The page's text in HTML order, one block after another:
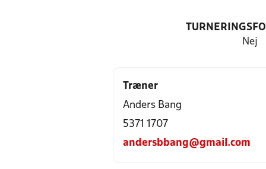
Nej
Træner
Anders Bang
5371 1707
andersbbang@gmail.com